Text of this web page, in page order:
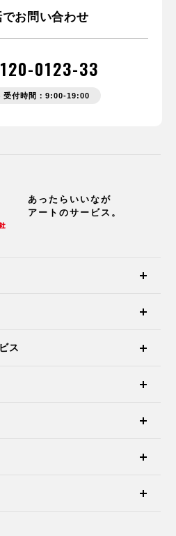
でお問い合わせ
0123-33
受付時間：9:00-19:00
あったらいいなが
アートのサービス。
ス